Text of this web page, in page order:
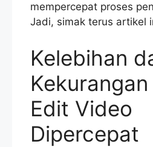
mempercepat proses
Jadi, simak terus artikel
Kelebihan
Edit Video
Dipercepat